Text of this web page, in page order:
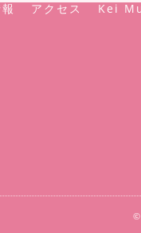
アクセス Kei
©